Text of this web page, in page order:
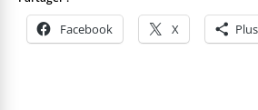
Facebook X Plus